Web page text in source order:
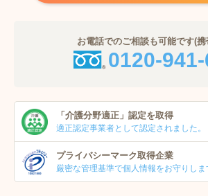
お電話でのご相談も可能です(
0120-
「介護分野適正」 認定を取得
適正認定事業者として認定されました。
プライバシーマーク取得企業
厳密な管理基準で個人情報をお守りしま